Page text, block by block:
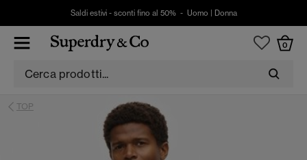
Saldi estivi - sconti fino al 50% - Uomo Donna
0
TOP